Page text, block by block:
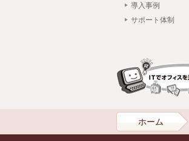
導入事例
サポート体制
ホーム